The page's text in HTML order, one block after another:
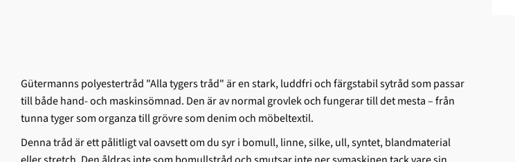
Gütermanns polyestertråd "Alla tygers tråd" är en stark, ludd­fri och färgstabil sytråd som passar
till både hand- och maskinsömnad. Den är av normal grovlek och fungerar till det mesta – från
tunna tyger som organza till grövre som denim och möbeltextil.
Denna tråd är ett pålitligt val oavsett om du syr i bomull, linne, silke, ull, syntet, blandmaterial